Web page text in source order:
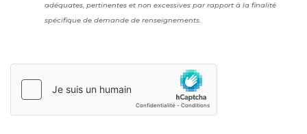
adéquates, pertinentes et non excessives par rapport à la finalité
spécifique de demande de renseignements.